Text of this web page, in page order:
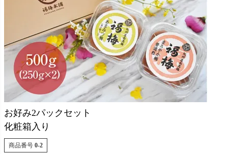
お好み2パックセット
化粧箱入り
商品番号 0-2